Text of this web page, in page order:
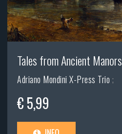
Tales from Ancient Manors
Adriano Mondini X-Press Trio ;
€ 5,99